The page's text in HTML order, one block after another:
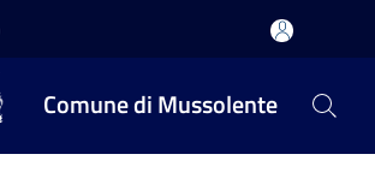
Comune di Mussolente